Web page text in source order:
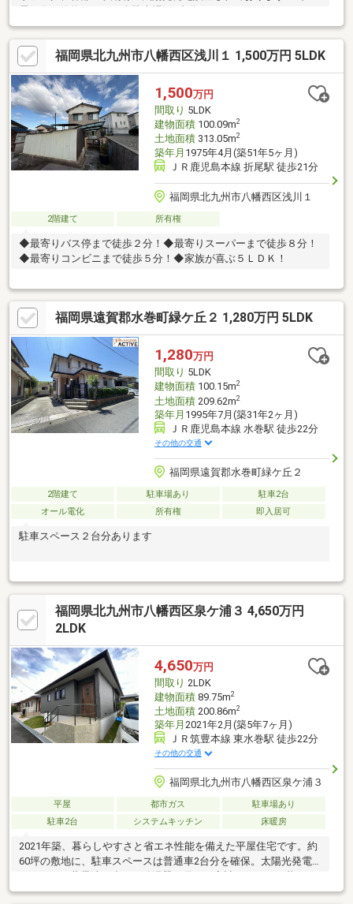
イズによる制限有）〇リビング横には庭とを繋ぐウッドデッキが
設置されてます
福岡県北九州市八幡西区浅川１ 1,500万円 5LDK
1,500万円
間取り 5LDK
建物面積100.09m2
土地面積313.05m2
築年月 1975年4月(築51年5ヶ月)
ＪＲ鹿児島本線 折尾駅 徒歩21分
福岡県北九州市八幡西区浅川１
2階建て 所有権
◆最寄りバス停まで徒歩２分！◆最寄りスーパーまで徒歩８分！
◆最寄りコンビニまで徒歩５分！◆家族が喜ぶ５ＬＤＫ！
福岡県遠賀郡水巻町緑ケ丘２ 1,280万円 5LDK
1,280万円
間取り 5LDK
建物面積100.15m2
土地面積209.62m2
築年月 1995年7月(築31年2ヶ月)
ＪＲ鹿児島本線 水巻駅 徒歩22分
その他の交通
福岡県遠賀郡水巻町緑ケ丘２
2階建て 駐車場あり
駐車2台
オール電化
所有権 即入居可
駐車スペース２台分あります
福岡県北九州市八幡西区泉ケ浦３ 4,650万円
2LDK
4,650万円
間取り 2LDK
建物面積89.75m2
土地面積200.86m2
築年月 2021年2月(築5年7ヶ月)
ＪＲ筑豊本線 東水巻駅 徒歩22分
その他の交通
福岡県北九州市八幡西区泉ケ浦３
平屋 都市ガス
駐車場あり
駐車2台
システムキッチン 床暖房
2021年築、暮らしやすさと省エネ性能を備えた平屋住宅です。約
60坪の敷地に、駐車スペースは普通車2台分を確保。太陽光発電
を支えます。室内には床暖房、食器洗浄乾燥機、浴室乾燥機、電